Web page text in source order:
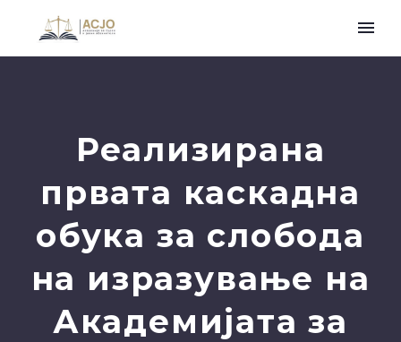
Реализирана
првата каскадна
обука за слобода
на изразување на
Академијата за